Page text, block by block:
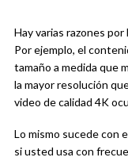
Hay varias razones
Por ejemplo, el
tamaño a medida que
la mayor resolución
video de calidad 4K
Lo mismo sucede con
si usted usa con